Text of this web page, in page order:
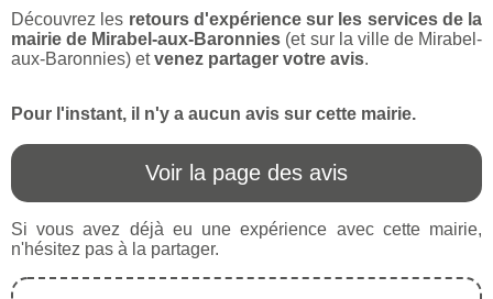
Découvrez les retours d'expérience sur les services de la
mairie de Mirabel-aux-Baronnies (et sur la ville de Mirabel-
aux-Baronnies) etvenez partager votre avis.
Pour l'instant, il n'y a aucun avis sur cette mairie.
Voir la page des avis
Si vous avez déjà eu une expérience avec cette mairie,
n'hésitez pas à la partager.